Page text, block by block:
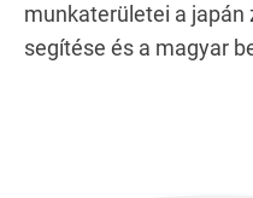
munkaterületei a
segítése és a magyar